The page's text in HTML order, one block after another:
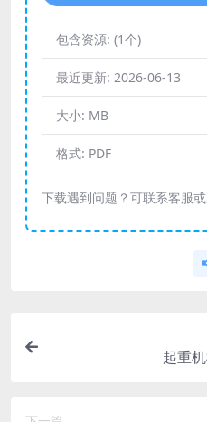
包含资源: (1个)
最近更新: 2026-06-13
大小: MB
格式: PDF
下载遇到问题？可联系客服
起重